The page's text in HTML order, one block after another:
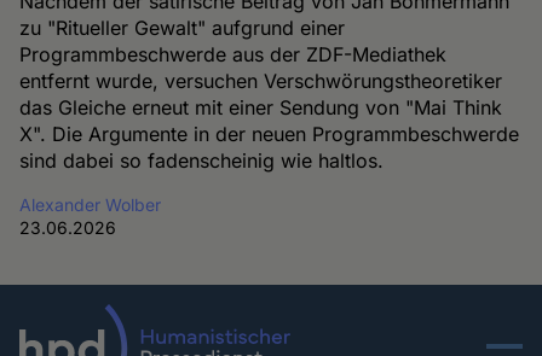
zu "Ritueller Gewalt" aufgrund einer
Programmbeschwerde aus der ZDF-Mediathek
entfernt wurde, versuchen Verschwörungstheoretiker
das Gleiche erneut mit einer Sendung von "Mai Think
X". Die Argumente in der neuen Programmbeschwerde
sind dabei so fadenscheinig wie haltlos.
Alexander Wolber
23.06.2026